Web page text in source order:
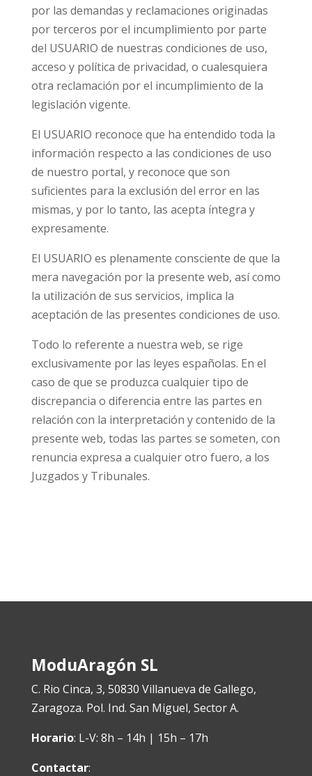
por las demandas y reclamaciones originadas
por terceros por el incumplimiento por parte
del USUARIO de nuestras condiciones de uso,
acceso y política de privacidad, o cualesquiera
otra reclamación por el incumplimiento de la
legislación vigente.
El USUARIO reconoce que ha entendido toda la
información respecto a las condiciones de uso
de nuestro portal, y reconoce que son
suficientes para la exclusión del error en las
mismas, y por lo tanto, las acepta íntegra y
expresamente.
El USUARIO es plenamente consciente de que la
mera navegación por la presente web, así como
la utilización de sus servicios, implica la
aceptación de las presentes condiciones de uso.
Todo lo referente a nuestra web, se rige
exclusivamente por las leyes españolas. En el
caso de que se produzca cualquier tipo de
discrepancia o diferencia entre las partes en
relación con la interpretación y contenido de la
presente web, todas las partes se someten, con
renuncia expresa a cualquier otro fuero, a los
Juzgados y Tribunales.
ModuAragón SL
C. Rio Cinca, 3, 50830 Villanueva de Gallego,
Zaragoza. Pol. Ind. San Miguel, Sector A.
Horario: L-V: 8h – 14h | 15h – 17h
Contactar: